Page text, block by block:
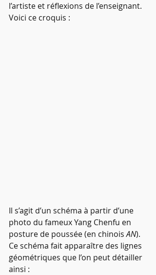
l’artiste et réflexions de l’enseignant.
Voici ce croquis :
Il s’agit d’un schéma à partir d’une
photo du fameux Yang Chenfu en
posture de poussée (en chinois AN).
Ce schéma fait apparaître des lignes
géométriques que l’on peut détailler
ainsi :